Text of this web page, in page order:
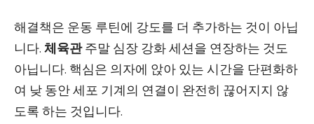
해결책은 운동 루틴에 강도를 더 추가하는 것이 아닙
니다.체육관주말 심장 강화 세션을 연장하는 것도
아닙니다. 핵심은 의자에 앉아 있는 시간을 단편화하
여 낮 동안 세포 기계의 연결이 완전히 끊어지지 않
도록 하는 것입니다.